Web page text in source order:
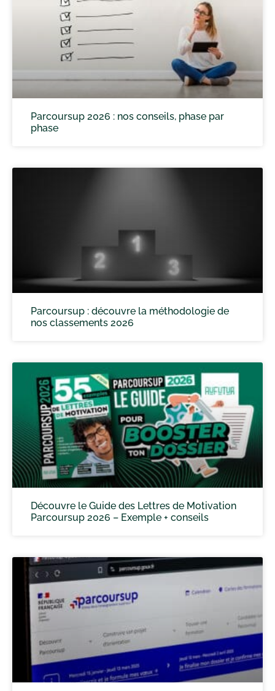
Parcoursup 2026 : nos conseils, phase par
phase
Parcoursup : découvre la méthodologie de
nos classements 2026
Découvre le Guide des Lettres de Motivation
Parcoursup 2026 – Exemple + conseils